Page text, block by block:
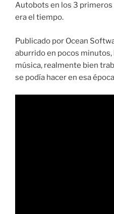
Autobots en los 3
era el tiempo.
Publicado por Ocean
aburrido en pocos minutos,
música, realmente bien
se podía hacer en esa